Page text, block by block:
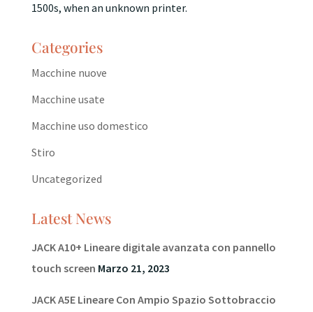
1500s, when an unknown printer.
Categories
Macchine nuove
Macchine usate
Macchine uso domestico
Stiro
Uncategorized
Latest News
JACK A10+ Lineare digitale avanzata con pannello
touch screen Marzo 21, 2023
JACK A5E Lineare Con Ampio Spazio Sottobraccio